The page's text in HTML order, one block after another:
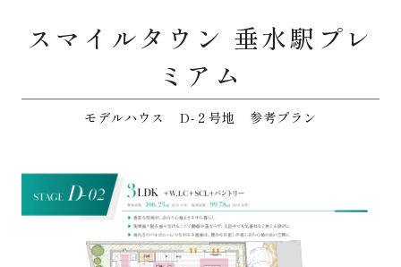
スマイルタウン 垂水駅プレ
ミアム
モデルハウス D-２号地 参考プラン